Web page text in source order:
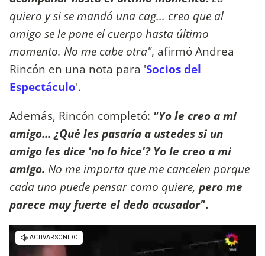
quiero y si se mandó una cag... creo que al
amigo se le pone el cuerpo hasta último
momento. No me cabe otra", afirmó Andrea
Rincón en una nota para 'Socios del
Espectáculo'.
Además, Rincón completó: "Yo le creo a mi
amigo... ¿Qué les pasaría a ustedes si un
amigo les dice 'no lo hice'? Yo le creo a mi
amigo. No me importa que me cancelen porque
cada uno puede pensar como quiere, pero me
parece muy fuerte el dedo acusador".